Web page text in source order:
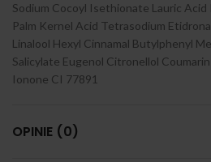
Sodium Cocoyl Isethionate Lauric Acid
Palm Kernel Acid Tetrasodium
Linalool Hexyl Cinnamal Butylphenyl
Salicylate Eugenol Citronellol
Ionone CI 77891
OPINIE (0)